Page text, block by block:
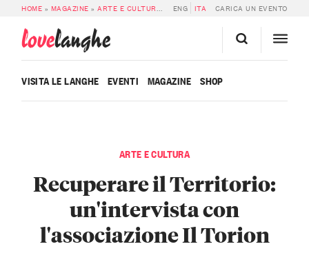
HOME » MAGAZINE »ARTE E CULTURA » RECUPERARE IL TERRITORIO:
ENG ITA CARICA UN EVENTO
lovelanghe
VISITA LE LANGHE EVENTI MAGAZINE SHOP
ARTE E CULTURA
Recuperare il Territorio:
un'intervista con
l'associazione Il Torion